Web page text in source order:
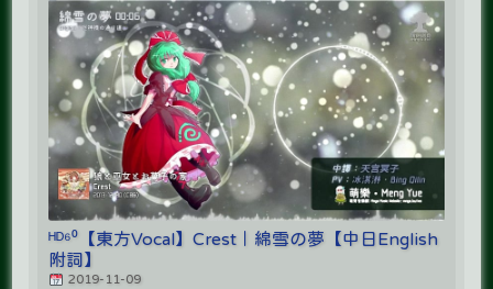
ᴴᴰ⁶⁰【東方Vocal】Crest｜綿雪の夢【中日English
附詞】
2019-11-09